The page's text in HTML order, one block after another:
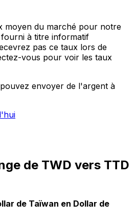
moyen du marché pour notre
à titre informatif
pas ce taux lors de
vous pour voir les taux
envoyer de l'argent à
de TWD vers TTD
de Taïwan en Dollar de